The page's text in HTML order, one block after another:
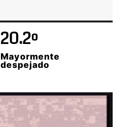
20.2º
Mayormente
despejado